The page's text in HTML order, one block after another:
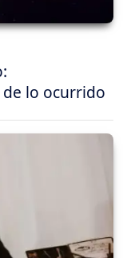
lo ocurrido